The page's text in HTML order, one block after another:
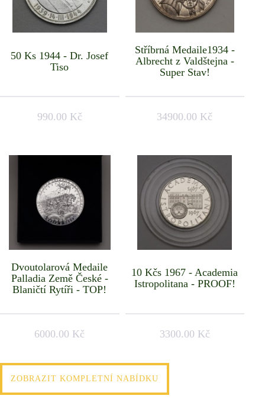
50 Ks 1944 - Dr. Josef
Tiso
990.00 Kč
Stříbrná Medaile1934 -
Albrecht z Valdštejna -
Super Stav!
34900.00 Kč
Dvoutolarová Medaile
Palladia Země České -
Blaničtí Rytíři - TOP!
6000.00 Kč
10 Kčs 1967 - Academia
Istropolitana - PROOF!
3300.00 Kč
ZOBRAZIT KOMPLETNÍ NABÍDKU